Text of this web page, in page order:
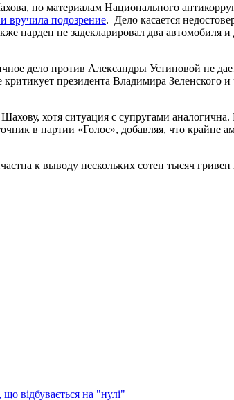
по материалам Национального
вручила подозрение. Дело касается
нардеп не задекларировал два автомобиля
дело против Александры Устиновой не
президента Владимира
хотя ситуация с супругами
в партии «Голос», добавляя, что
к выводу нескольких сотен тысяч